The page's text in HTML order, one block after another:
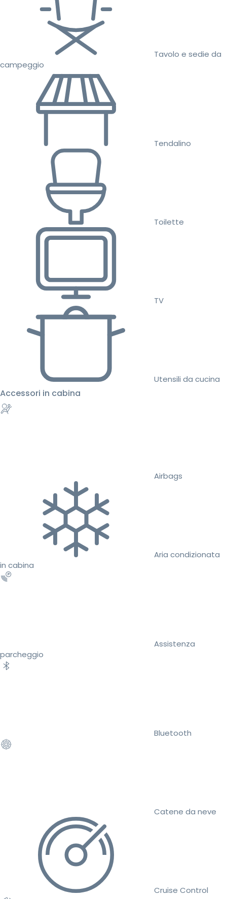
Tavolo e sedie da
campeggio
Tendalino
Toilette
TV
Utensili da cucina
Accessori in cabina
Airbags
Aria condizionata
in cabina
Assistenza
parcheggio
Bluetooth
Catene da neve
Cruise Control